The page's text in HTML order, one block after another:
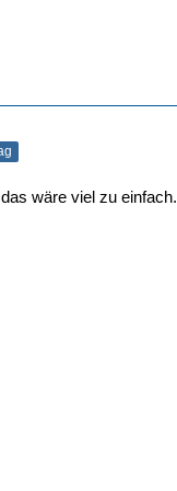
wäre viel zu einfach.